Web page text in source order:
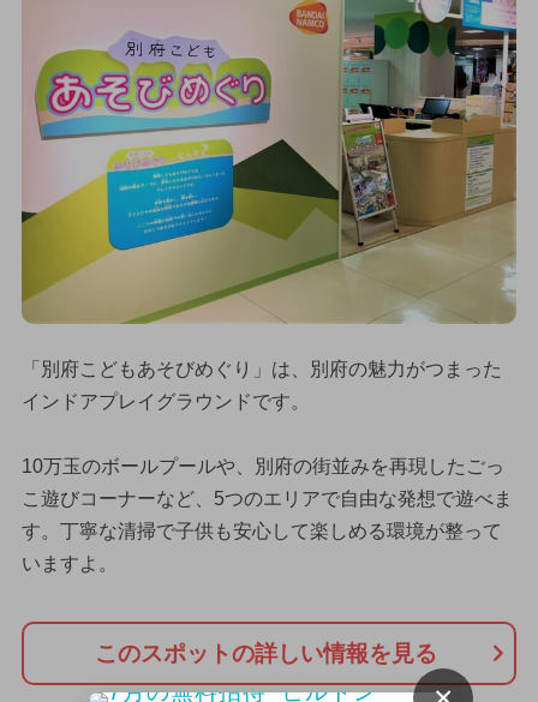
「別府こどもあそびめぐり」は、別府の魅力がつまった
インドアプレイグラウンドです。
10万玉のボールプールや、別府の街並みを再現したごっ
こ遊びコーナーなど、5つのエリアで自由な発想で遊べま
す。丁寧な清掃で子供も安心して楽しめる環境が整って
いますよ。
このスポットの詳しい情報を見る